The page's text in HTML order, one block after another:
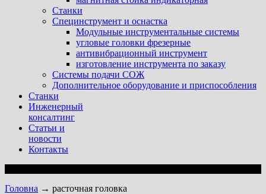
Станки
Специнструмент и оснастка
Модульные инструментальные системы
угловые головки фрезерные
антивибрационный инструмент
изготовление инструмента по заказу
Системы подачи СОЖ
Дополнительное оборудование и приспособления
Станки
Инженерный
консалтинг
Статьи и
новости
Контакты
Головна → расточная головка